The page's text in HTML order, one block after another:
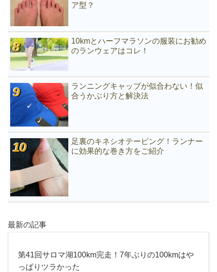
ア型？
10kmとハーフマラソンの服装にお勧め
のランウェアはコレ！
ランニングキャップが似合わない！似
合うかぶり方と解決法
足裏のキネシオテーピング！ランナー
に効果的な巻き方をご紹介
最新の記事
第41回サロマ湖100km完走！7年ぶりの100kmはや
っぱりツラかった